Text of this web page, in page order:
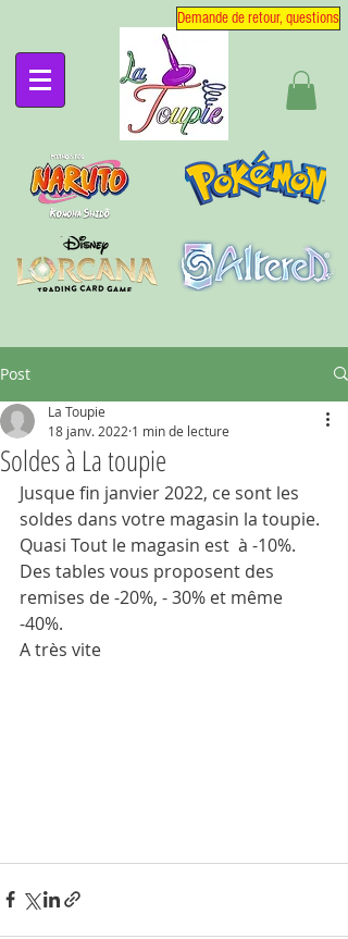
Demande de retour, questions
Post
Soldes à La toupie
La Toupie
18 janv. 2022 1 min de lecture
Jusque fin janvier 2022, ce sont les
soldes dans votre magasin la toupie.
Quasi Tout le magasin est  à -10%.
Des tables vous proposent des
remises de -20%, - 30% et même
-40%.
A très vite